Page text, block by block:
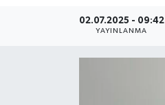
02.07.2025 - 09:42
YAYINLANMA